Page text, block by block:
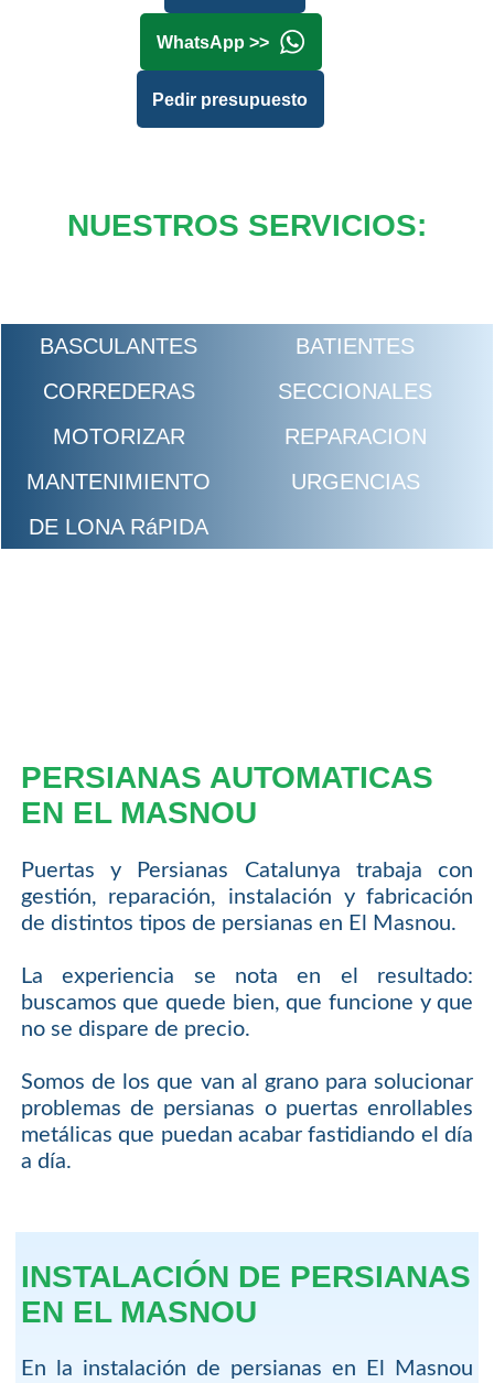
WhatsApp >>
Pedir presupuesto
NUESTROS SERVICIOS:
BASCULANTES
BATIENTES
CORREDERAS
SECCIONALES
MOTORIZAR
REPARACION
MANTENIMIENTO
URGENCIAS
DE LONA RáPIDA
PERSIANAS AUTOMATICAS
EN EL MASNOU
Puertas y Persianas Catalunya trabaja con
gestión, reparación, instalación y fabricación
de distintos tipos de persianas en El Masnou.
La experiencia se nota en el resultado:
buscamos que quede bien, que funcione y que
no se dispare de precio.
Somos de los que van al grano para solucionar
problemas de persianas o puertas enrollables
metálicas que puedan acabar fastidiando el día
a día.
INSTALACIÓN DE PERSIANAS
EN EL MASNOU
En la instalación de persianas en El Masnou